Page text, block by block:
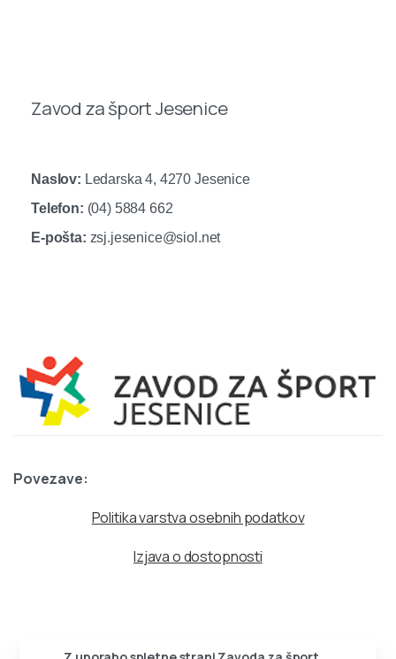
Zavod za šport Jesenice
Naslov: Ledarska 4, 4270 Jesenice
Telefon: (04) 5884 662
E-pošta: zsj.jesenice@siol.net
Povezave:
Politika varstva osebnih podatkov
Izjava o dostopnosti